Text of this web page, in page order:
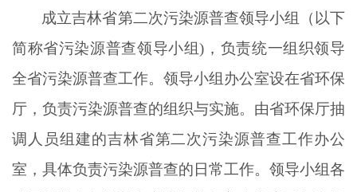
成立吉林省第二次污染源普查领导小组（以下
简称省污染源普查领导小组)，负责统一组织领导
全省污染源普查工作。领导小组办公室设在省环保
厅，负责污染源普查的组织与实施。由省环保厅抽
调人员组建的吉林省第二次污染源普查工作办公
室，具体负责污染源普查的日常工作。领导小组各